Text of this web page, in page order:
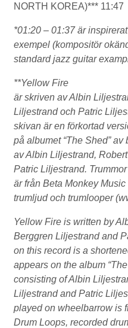
NORTH KOREA)*** 11:47
*01:20 – 01:37 är
exempel (kompositör
standard jazz guitar
**Yellow Fire
är skriven av Albin
Liljestrand och Patric
skivan är en förkortad
på albumet “The Shed”
av Albin Liljestrand,
Patric Liljestrand.
är från Beta Monkey
trumljud och trumlooper
Yellow Fire is written by
Berggren Liljestrand and
on this record is a
appears on the album
consisting of Albin
Liljestrand and Patric
played on wheelbarrow is
Drum Loops, recorded